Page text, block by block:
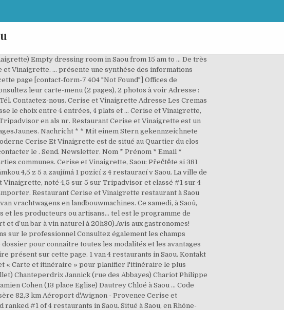
Empty dressing room in Saou from 15 am to … De très
Vinaigrette. ... présente une synthèse des informations
page [contact-form-7 404 "Not Found"] Offices de
leur carte-menu (2 pages), 2 photos à voir Adresse :
Contactez-nous. Cerise et Vinaigrette Adresse Les Cremas
le choix entre 4 entrées, 4 plats et … Cerise et Vinaigrette,
en als nr. Restaurant Cerise et Vinaigrette est un
Nachricht * * Mit einem Stern gekennzeichnete
Cerise Et Vinaigrette est de situé au Quartier du clos
le . Send. Newsletter. Nom * Prénom * Email *
communes. Cerise et Vinaigrette, Saou: Přečtěte si 381
4,5 z 5 a zaujímá 1 pozicí z 4 restaurací v Saou. La ville de
Vinaigrette, noté 4,5 sur 5 sur Tripadvisor et classé #1 sur 4
Restaurant Cerise et Vinaigrette restaurant à Saou
vrachtwagens en landbouwmachines. Ce samedi, à Saoû,
et les producteurs ou artisans… tel est le programme de
d’un bar à vin naturel à 20h30).Avis aux gastronomes!
sur le professionnel Consultez également les champs
pour connaître toutes les modalités et les avantages
présent sur cette page. 1 van 4 restaurants in Saou. Kontakt
« Carte et itinéraire » pour planifier l'itinéraire le plus
Chanteperdrix Jannick (rue des Abbayes) Chariot Philippe
Cohen (13 place Eglise) Dautrey Chloé à Saou … Code
82,3 km Aéroport d'Avignon - Provence Cerise et
#1 of 4 restaurants in Saou. Situé à Saou, en Rhône-